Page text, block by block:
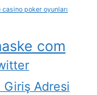
casino poker oyunları
com
Giriş Adresi